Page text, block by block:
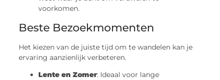
voorkomen.
Beste Bezoekmomenten
Het kiezen van de juiste tijd om te wandelen kan je
ervaring aanzienlijk verbeteren.
Lente en Zomer: Ideaal voor lange